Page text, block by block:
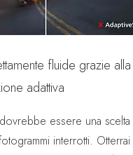
fluide grazie
adattiva
essere una scelta
interrotti.